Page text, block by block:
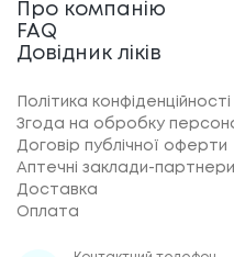
Про компанію
FAQ
Довідник ліків
Політика конфіденційності
Згода на обробку
Договір публічної оферти
Аптечні заклади-партнери
Доставка
Оплата